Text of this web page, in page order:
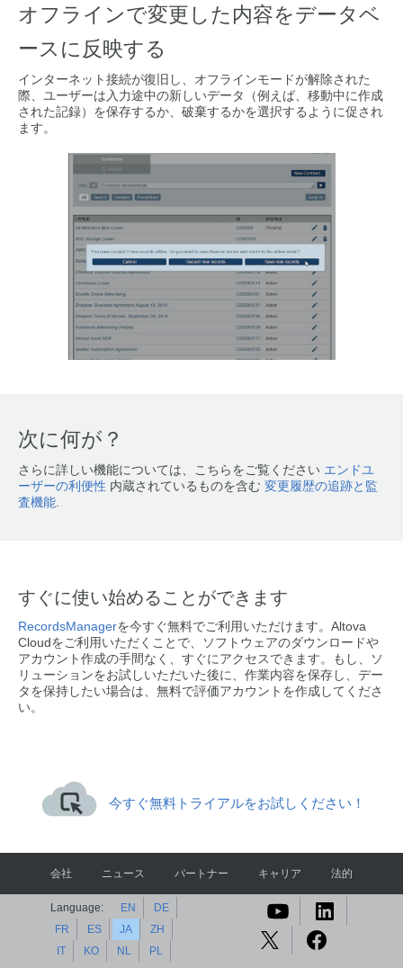
オフラインで変更した内容をデータベ
ースに反映する
インターネット接続が復旧し、オフラインモードが解除された
際、ユーザーは入力途中の新しいデータ（例えば、移動中に作成
された記録）を保存するか、破棄するかを選択するように促され
ます。
次に何が？
さらに詳しい機能については、こちらをご覧ください エンドユ
ーザーの利便性 内蔵されているものを含む 変更履歴の追跡と監
査機能.
すぐに使い始めることができます
RecordsManagerを今すぐ無料でご利用いただけます。Altova
Cloudをご利用いただくことで、ソフトウェアのダウンロードや
アカウント作成の手間なく、すぐにアクセスできます。もし、ソ
リューションをお試しいただいた後に、作業内容を保存し、デー
タを保持したい場合は、無料で評価アカウントを作成してくださ
い。
今すぐ無料トライアルをお試しください！
会社 ニュース パートナー キャリア 法的
Language: EN
DE
FR
ES JA
ZH
IT
KO NL
PL